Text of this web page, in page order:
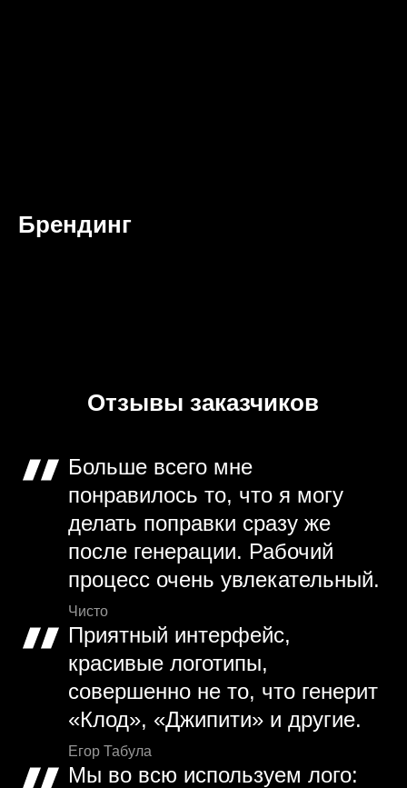
Брендинг
Отзывы заказчиков
Больше всего мне
понравилось то, что я могу
делать поправки сразу же
после генерации. Рабочий
процесс очень увлекательный.
Чисто
Приятный интерфейс,
красивые логотипы,
совершенно не то, что генерит
«Клод», «Джипити» и другие.
Егор Табула
Мы во всю используем лого: